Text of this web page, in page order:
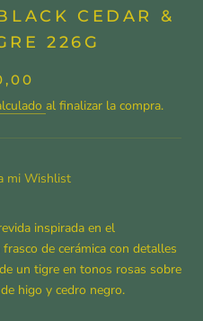
CEDAR &
226G
al finalizar la compra.
mi Wishlist
inspirada en el
de cerámica con detalles
un tigre en tonos rosas sobre
higo y cedro negro.